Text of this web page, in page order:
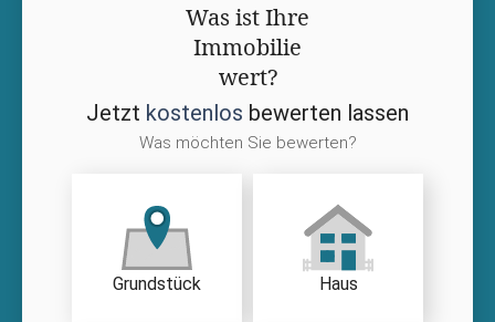
Was ist Ihre
Immobilie
wert?
Jetzt kostenlos bewerten lassen
Was möchten Sie bewerten?
Grundstück Haus